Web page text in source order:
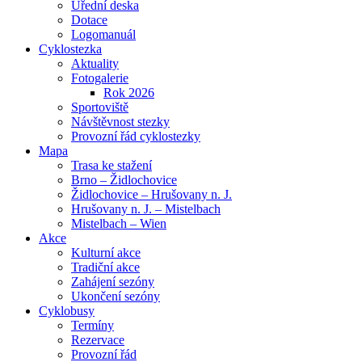
Úřední deska
Dotace
Logomanuál
Cyklostezka
Aktuality
Fotogalerie
Rok 2026
Sportoviště
Návštěvnost stezky
Provozní řád cyklostezky
Mapa
Trasa ke stažení
Brno – Židlochovice
Židlochovice – Hrušovany n. J.
Hrušovany n. J. – Mistelbach
Mistelbach – Wien
Akce
Kulturní akce
Tradiční akce
Zahájení sezóny
Ukončení sezóny
Cyklobusy
Termíny
Rezervace
Provozní řád